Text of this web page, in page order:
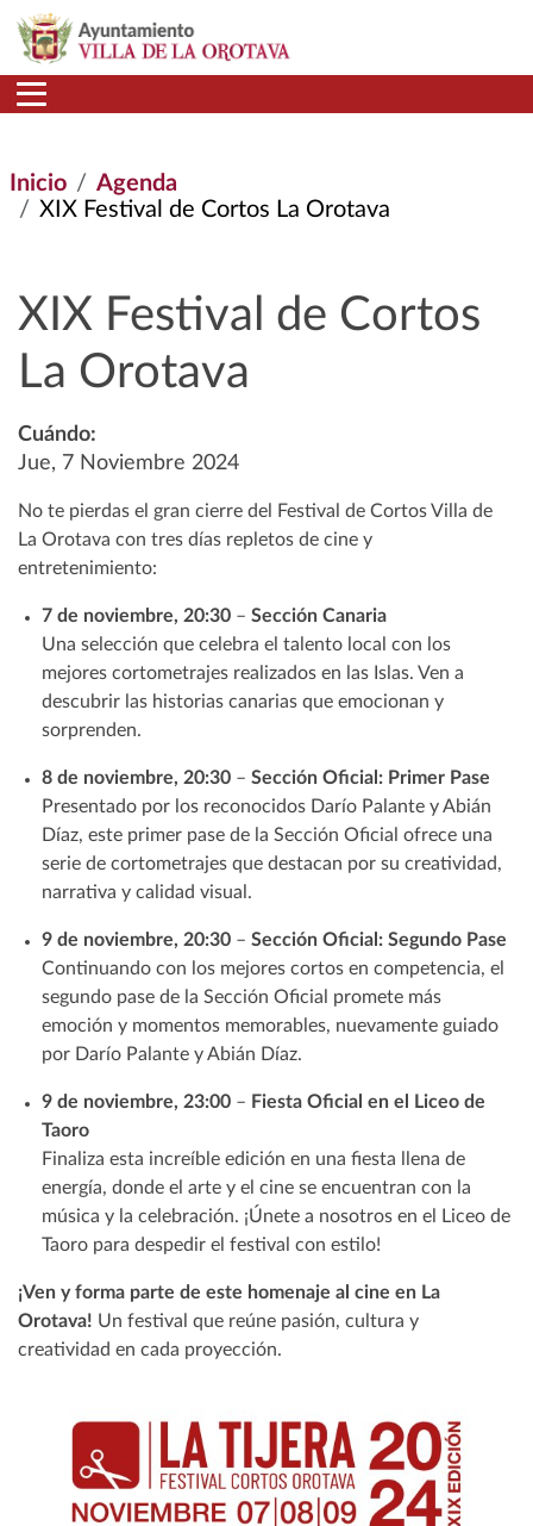
Pasar al contenido principal
Inicio
Agenda
XIX Festival de Cortos La Orotava
XIX Festival de Cortos
La Orotava
Cuándo:
Jue, 7 Noviembre 2024
No te pierdas el gran cierre del Festival de Cortos Villa de
La Orotava con tres días repletos de cine y
entretenimiento:
7 de noviembre, 20:30 – Sección Canaria
Una selección que celebra el talento local con los
mejores cortometrajes realizados en las Islas. Ven a
descubrir las historias canarias que emocionan y
sorprenden.
8 de noviembre, 20:30 – Sección Oficial: Primer Pase
Presentado por los reconocidos Darío Palante y Abián
Díaz, este primer pase de la Sección Oficial ofrece una
serie de cortometrajes que destacan por su creatividad,
narrativa y calidad visual.
9 de noviembre, 20:30 – Sección Oficial: Segundo Pase
Continuando con los mejores cortos en competencia, el
segundo pase de la Sección Oficial promete más
emoción y momentos memorables, nuevamente guiado
por Darío Palante y Abián Díaz.
9 de noviembre, 23:00 – Fiesta Oficial en el Liceo de
Taoro
Finaliza esta increíble edición en una fiesta llena de
energía, donde el arte y el cine se encuentran con la
música y la celebración. ¡Únete a nosotros en el Liceo de
Taoro para despedir el festival con estilo!
¡Ven y forma parte de este homenaje al cine en La
Orotava! Un festival que reúne pasión, cultura y
creatividad en cada proyección.